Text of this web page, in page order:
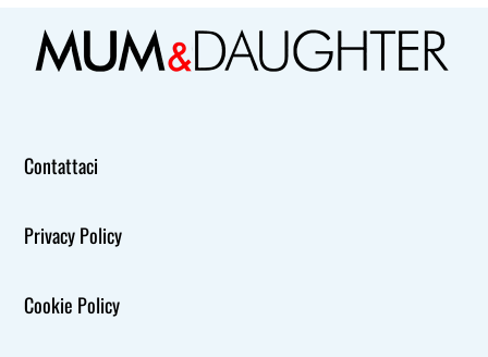
Contattaci
Privacy Policy
Cookie Policy